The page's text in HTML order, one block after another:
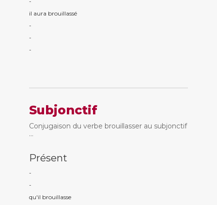
il aura brouillassé
-
-
-
Subjonctif
Conjugaison du verbe brouillasser au subjonctif
...
Présent
-
-
qu'il brouillasse